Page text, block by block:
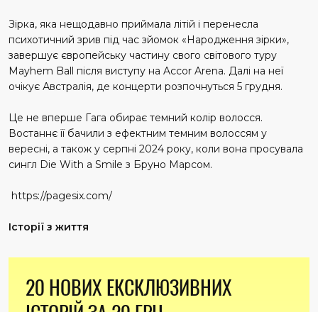
Зірка, яка нещодавно приймала літій і перенесла
психотичний зрив під час зйомок «Народження зірки»,
завершує європейську частину свого світового туру
Mayhem Ball після виступу на Accor Arena. Далі на неї
очікує Австралія, де концерти розпочнуться 5 грудня.
Це не вперше Гага обирає темний колір волосся.
Востаннє її бачили з ефектним темним волоссям у
вересні, а також у серпні 2024 року, коли вона просувала
сингл Die With a Smile з Бруно Марсом.
https://pagesix.com/
Історії з життя
20 НОВИХ ЕКСКЛЮЗИВНИХ